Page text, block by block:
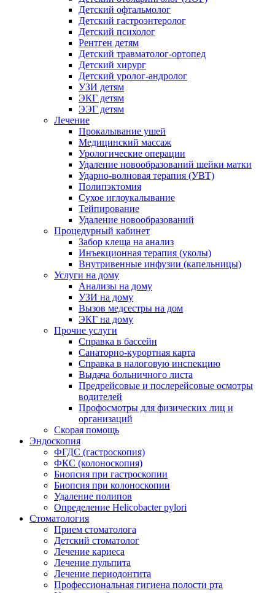
Детский офтальмолог
Детский гастроэнтеролог
Детский психолог
Рентген детям
Детский травматолог-ортопед
Детский хирург
Детский уролог-андролог
УЗИ детям
ЭКГ детям
ЭЭГ детям
Лечение
Прокалывание ушей
Медицинский массаж
Урологические операции
Удаление новообразований шейки матки
Ударно-волновая терапия (УВТ)
Полипэктомия
Сухое иглоукалывание
Тейпирование
Удаление новообразований
Процедурный кабинет
Забор клеща на анализ
Инъекционная терапия (уколы)
Внутривенные инфузии (капельницы)
Услуги на дому
Анализы на дому
УЗИ на дому
Вызов медсестры на дом
ЭКГ на дому
Прочие услуги
Справка в бассейн
Санаторно-курортная карта
Справка в налоговую инспекцию
Выдача больничного листа
Предрейсовые и послерейсовые осмотры
водителей
Профосмотры для физических лиц и
организаций
Скорая помощь
Эндоскопия
ФГДС (гастроскопия)
ФКС (колоноскопия)
Биопсия при гастроскопии
Биопсия при колоноскопии
Удаление полипов
Определение Helicobacter pylori
Стоматология
Прием стоматолога
Детский стоматолог
Лечение кариеса
Лечение пульпита
Лечение периодонтита
Профессиональная гигиена полости рта